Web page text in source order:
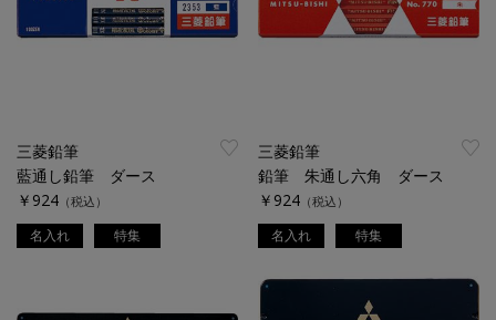
三菱鉛筆
藍通し鉛筆 ダース
￥924 （税込）
名入れ 特集
三菱鉛筆
鉛筆 朱通し六角 ダース
￥924 （税込）
名入れ 特集